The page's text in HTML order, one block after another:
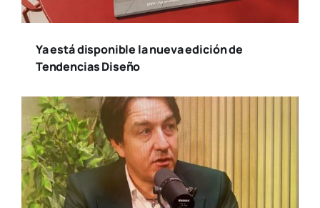
Ya está disponible la nueva edición de
Tendencias Diseño